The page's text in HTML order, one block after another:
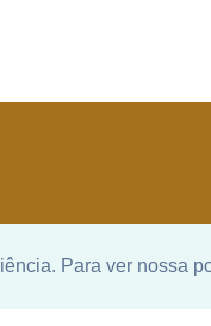
Para ver nossa